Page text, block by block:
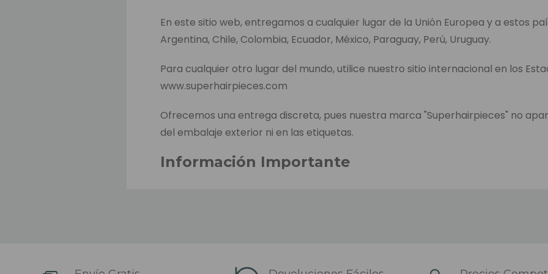
En este sitio web, entregamos a cualquier lugar de la Unión Europea y a estos
Argentina, Chile, Colombia, Ecuador, México, Paraguay, Perú, Uruguay.
Para cualquier otro lugar del mundo, utilice nuestro sitio internacional en los
www.superhairpieces.com
Ofrecemos una entrega discreta, pues nuestra marca "Superhairpieces" no
del embalaje exterior ni en las etiquetas.
Información Importante
sido despachado (dependiendo de la zona del país y el transportista que se haya